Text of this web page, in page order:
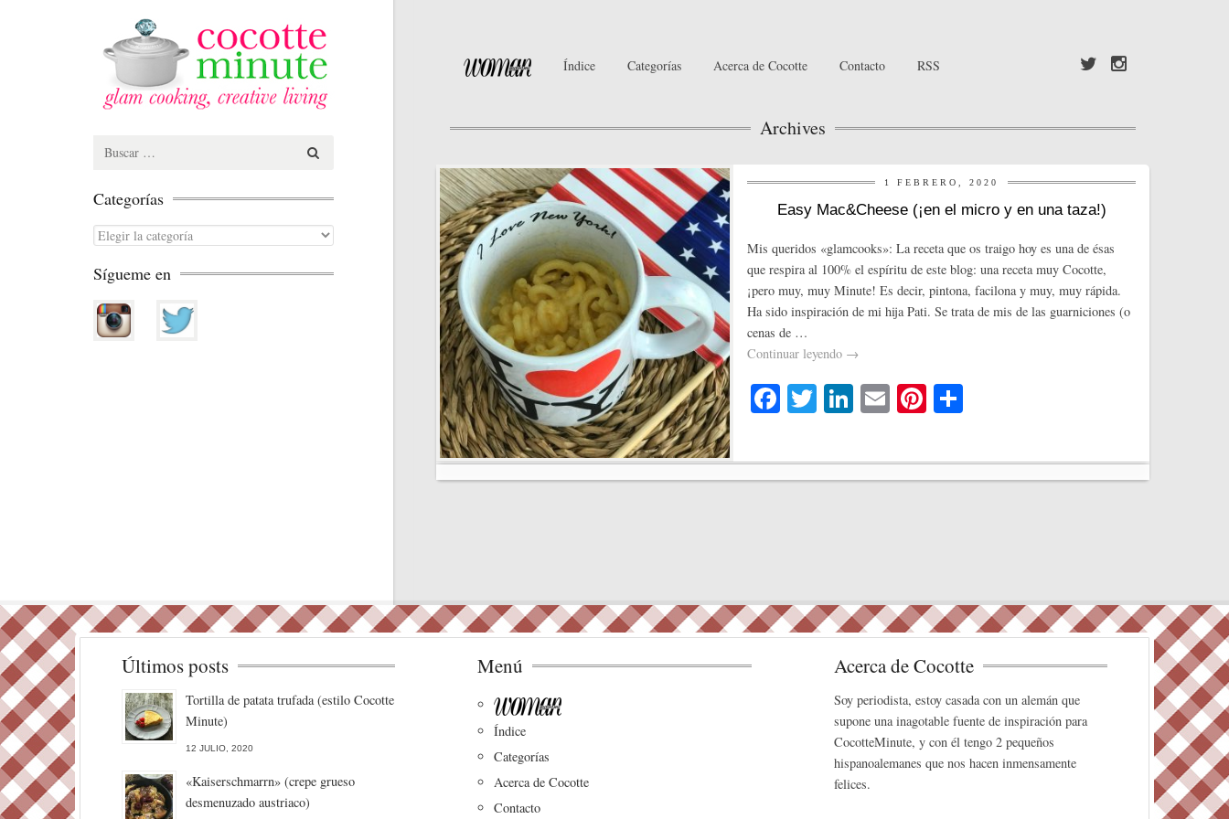
Índice Categorías Acerca de Cocotte Contacto RSS
Archives
1 FEBRERO, 2020
Easy Mac&Cheese (¡en el micro y en una taza!)
Mis queridos «glamcooks»: La receta que os traigo hoy es una de ésas
que respira al 100% el espíritu de este blog: una receta muy Cocotte,
¡pero muy, muy Minute! Es decir, pintona, facilona y muy, muy rápida.
Ha sido inspiración de mi hija Pati. Se trata de mis de las guarniciones (o
cenas de …
Continuar leyendo →
Fa
bo
ok
T
tte
r
Li
ed
In
E
ail
Pi
er
es
m
pa
Search
Categorías
Categorías
Sígueme en
Últimos posts
Tortilla de patata trufada (estilo Cocotte
Minute)
12 JULIO, 2020
«Kaiserschmarrn» (crepe grueso
desmenuzado austriaco)
Menú
Índice
Categorías
Acerca de Cocotte
Contacto
Acerca de Cocotte
Soy periodista, estoy casada con un alemán que
supone una inagotable fuente de inspiración para
CocotteMinute, y con él tengo 2 pequeños
hispanoalemanes que nos hacen inmensamente
felices.